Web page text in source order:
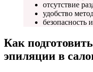
отсутствие
удобство
безопасность
Как
эпиляции в